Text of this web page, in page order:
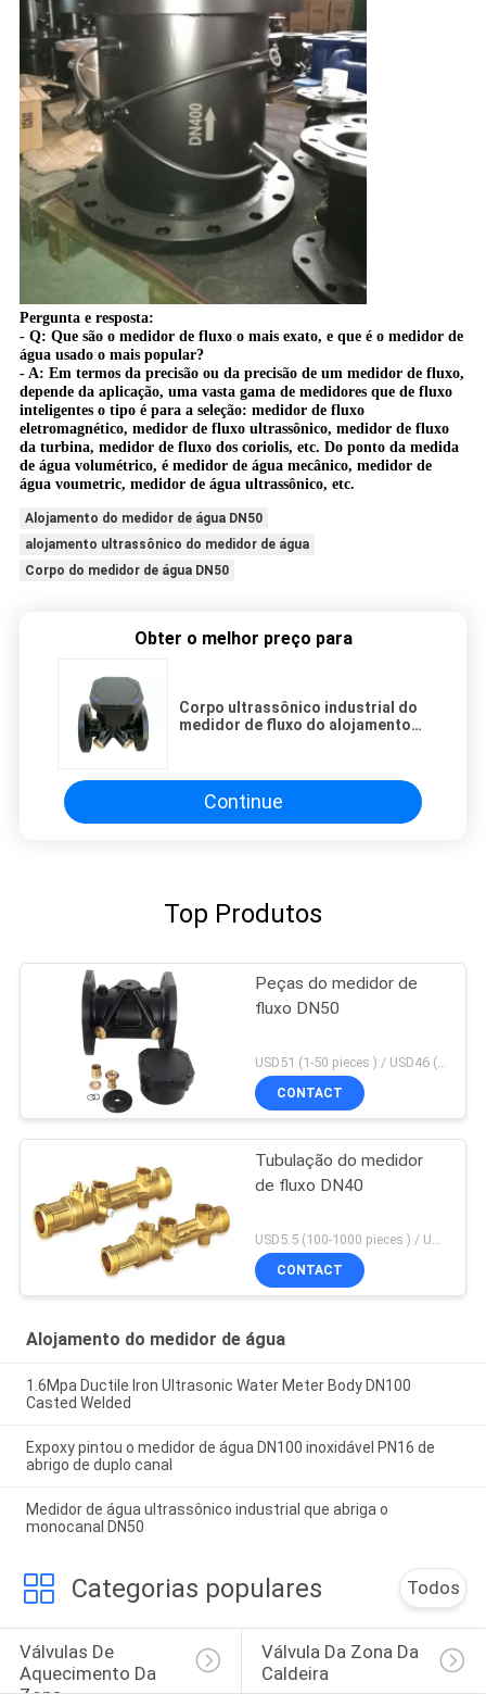
Pergunta e resposta:
- Q: Que são o medidor de fluxo o mais exato, e que é o medidor de
água usado o mais popular?
- A: Em termos da precisão ou da precisão de um medidor de fluxo,
depende da aplicação, uma vasta gama de medidores que de fluxo
inteligentes o tipo é para a seleção: medidor de fluxo
eletromagnético, medidor de fluxo ultrassônico, medidor de fluxo
da turbina, medidor de fluxo dos coriolis, etc. Do ponto da medida
de água volumétrico, é medidor de água mecânico, medidor de
água voumetric, medidor de água ultrassônico, etc.
Alojamento do medidor de água DN50
alojamento ultrassônico do medidor de água
Corpo do medidor de água DN50
Obter o melhor preço para
Corpo ultrassônico industrial do
medidor de fluxo do alojamento
Continue
Top Produtos
Peças do medidor de
fluxo DN50
USD51 (1-50 pieces ) / USD46 (>50 pieces) MOQ:1 parte
CONTACT
Tubulação do medidor
de fluxo DN40
USD5.5 (100-1000 pieces ) / USD4.95 (>1000 pieces) MOQ:100 partes
CONTACT
Alojamento do medidor de água
1.6Mpa Ductile Iron Ultrasonic Water Meter Body DN100
Casted Welded
Expoxy pintou o medidor de água DN100 inoxidável PN16 de
abrigo de duplo canal
Medidor de água ultrassônico industrial que abriga o
monocanal DN50
Categorias populares Todos
Válvulas De
Aquecimento Da
Válvula Da Zona Da
Caldeira